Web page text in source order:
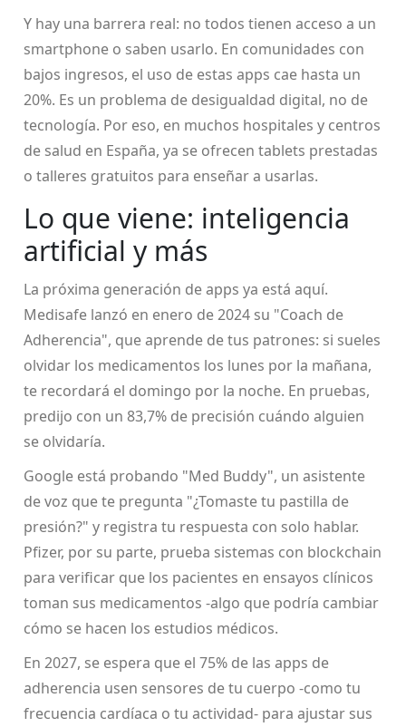
Y hay una barrera real: no todos tienen acceso a un
smartphone o saben usarlo. En comunidades con
bajos ingresos, el uso de estas apps cae hasta un
20%. Es un problema de desigualdad digital, no de
tecnología. Por eso, en muchos hospitales y centros
de salud en España, ya se ofrecen tablets prestadas
o talleres gratuitos para enseñar a usarlas.
Lo que viene: inteligencia
artificial y más
La próxima generación de apps ya está aquí.
Medisafe lanzó en enero de 2024 su "Coach de
Adherencia", que aprende de tus patrones: si sueles
olvidar los medicamentos los lunes por la mañana,
te recordará el domingo por la noche. En pruebas,
predijo con un 83,7% de precisión cuándo alguien
se olvidaría.
Google está probando "Med Buddy", un asistente
de voz que te pregunta "¿Tomaste tu pastilla de
presión?" y registra tu respuesta con solo hablar.
Pfizer, por su parte, prueba sistemas con blockchain
para verificar que los pacientes en ensayos clínicos
toman sus medicamentos -algo que podría cambiar
cómo se hacen los estudios médicos.
En 2027, se espera que el 75% de las apps de
adherencia usen sensores de tu cuerpo -como tu
frecuencia cardíaca o tu actividad- para ajustar sus